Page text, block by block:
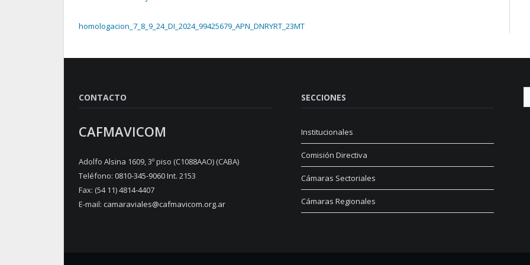
homologacion_7_8_9_24_DI_2024_99425679_APN_DNRYRT_23MT
CONTACTO
CAFMAVICOM
Adolfo Alsina 1609, 3º piso (C1088AAO) (CABA)
Teléfono: 0810-345-9060Int. 2153
Fax: (54 11) 4814-4407
E-mail: camaraviales@cafmavicom.org.ar
SECCIONES
Institucionales
Comisión Directiva
Cámaras Sectoriales
Cámaras Regionales